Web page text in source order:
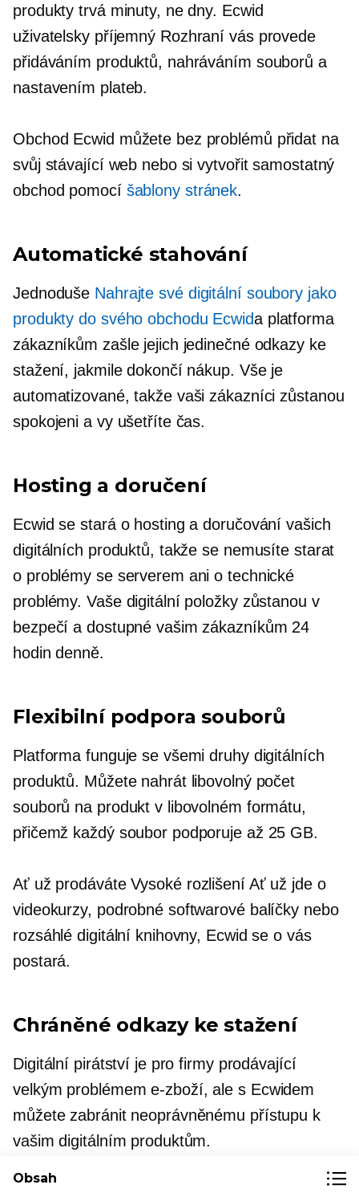
produkty trvá minuty, ne dny. Ecwid
uživatelsky příjemný Rozhraní vás provede
přidáváním produktů, nahráváním souborů a
nastavením plateb.
Obchod Ecwid můžete bez problémů přidat na
svůj stávající web nebo si vytvořit samostatný
obchod pomocí šablony stránek.
Automatické stahování
Jednoduše Nahrajte své digitální soubory jako
produkty do svého obchodu Ecwida platforma
zákazníkům zašle jejich jedinečné odkazy ke
stažení, jakmile dokončí nákup. Vše je
automatizované, takže vaši zákazníci zůstanou
spokojeni a vy ušetříte čas.
Hosting a doručení
Ecwid se stará o hosting a doručování vašich
digitálních produktů, takže se nemusíte starat
o problémy se serverem ani o technické
problémy. Vaše digitální položky zůstanou v
bezpečí a dostupné vašim zákazníkům 24
hodin denně.
Flexibilní podpora souborů
Platforma funguje se všemi druhy digitálních
produktů. Můžete nahrát libovolný počet
souborů na produkt v libovolném formátu,
přičemž každý soubor podporuje až 25 GB.
Ať už prodáváteVysoké rozlišeníAť už jde o
videokurzy, podrobné softwarové balíčky nebo
rozsáhlé digitální knihovny, Ecwid se o vás
postará.
Chráněné odkazy ke stažení
Digitální pirátství je pro firmy prodávající
velkým problémeme-zboží, ale s Ecwidem
můžete zabránit neoprávněnému přístupu k
vašim digitálním produktům.
Obsah